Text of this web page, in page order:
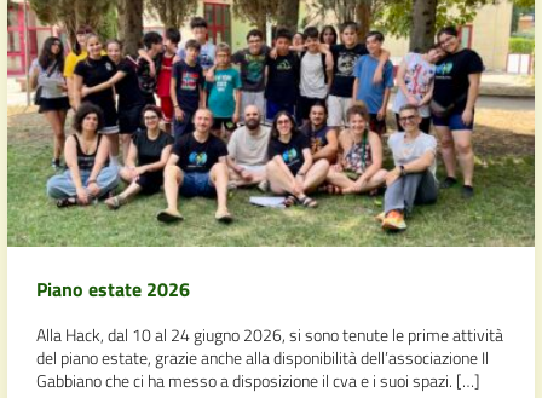
Piano estate 2026
Alla Hack, dal 10 al 24 giugno 2026, si sono tenute le prime attività
del piano estate, grazie anche alla disponibilità dell’associazione Il
Gabbiano che ci ha messo a disposizione il cva e i suoi spazi. […]